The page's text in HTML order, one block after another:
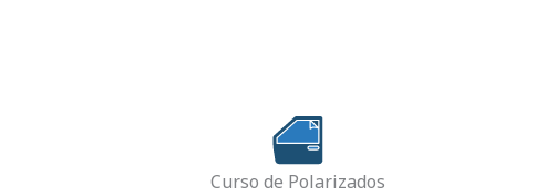
Curso de Polarizados